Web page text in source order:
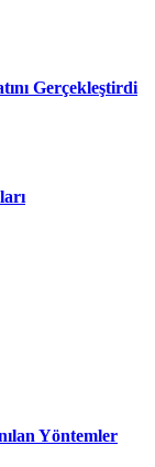
Gerçekleştirdi
Yöntemler